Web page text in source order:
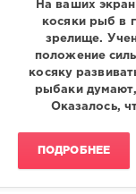
На ваших
косяки рыб в
зрелище.
положение
косяку
рыбаки
Оказалось,
ПОДРОБНЕЕ